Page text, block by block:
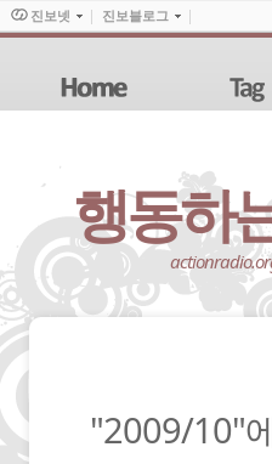
행동하
"2009/10"
진보넷 진보블로그